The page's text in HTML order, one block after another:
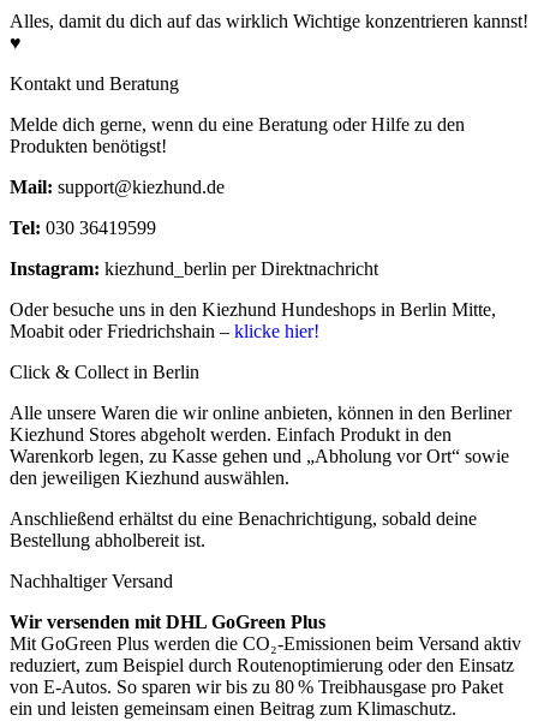
Alles, damit du dich auf das wirklich Wichtige konzentrieren kannst!
♥
Kontakt und Beratung
Melde dich gerne, wenn du eine Beratung oder Hilfe zu den
Produkten benötigst!
Mail: support@kiezhund.de
Tel: 030 36419599
Instagram: kiezhund_berlin per Direktnachricht
Oder besuche uns in den Kiezhund Hundeshops in Berlin Mitte,
Moabit oder Friedrichshain – klicke hier!
Click & Collect in Berlin
Alle unsere Waren die wir online anbieten, können in den Berliner
Kiezhund Stores abgeholt werden. Einfach Produkt in den
Warenkorb legen, zu Kasse gehen und „Abholung vor Ort“ sowie
den jeweiligen Kiezhund auswählen.
Anschließend erhältst du eine Benachrichtigung, sobald deine
Bestellung abholbereit ist.
Nachhaltiger Versand
Wir versenden mit DHL GoGreen Plus
Mit GoGreen Plus werden die CO₂-Emissionen beim Versand aktiv
reduziert, zum Beispiel durch Routenoptimierung oder den Einsatz
von E-Autos. So sparen wir bis zu 80 % Treibhausgase pro Paket
ein und leisten gemeinsam einen Beitrag zum Klimaschutz.